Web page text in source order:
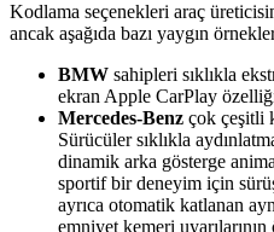
Kodlama seçenekleri araç
ancak aşağıda bazı yaygın
BMW sahipleri sıklıkla
ekran Apple CarPlay
Mercedes-Benz çok çeşitli
Sürücüler sıklıkla
dinamik arka gösterge
sportif bir deneyim için
ayrıca otomatik katlanan
emniyet kemeri